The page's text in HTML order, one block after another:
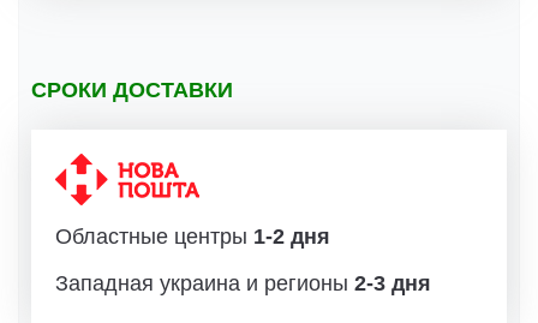
СРОКИ ДОСТАВКИ
Областные центры 1-2 дня
Западная украина и регионы 2-3 дня